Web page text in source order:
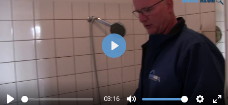
03:16
P
l
a
y